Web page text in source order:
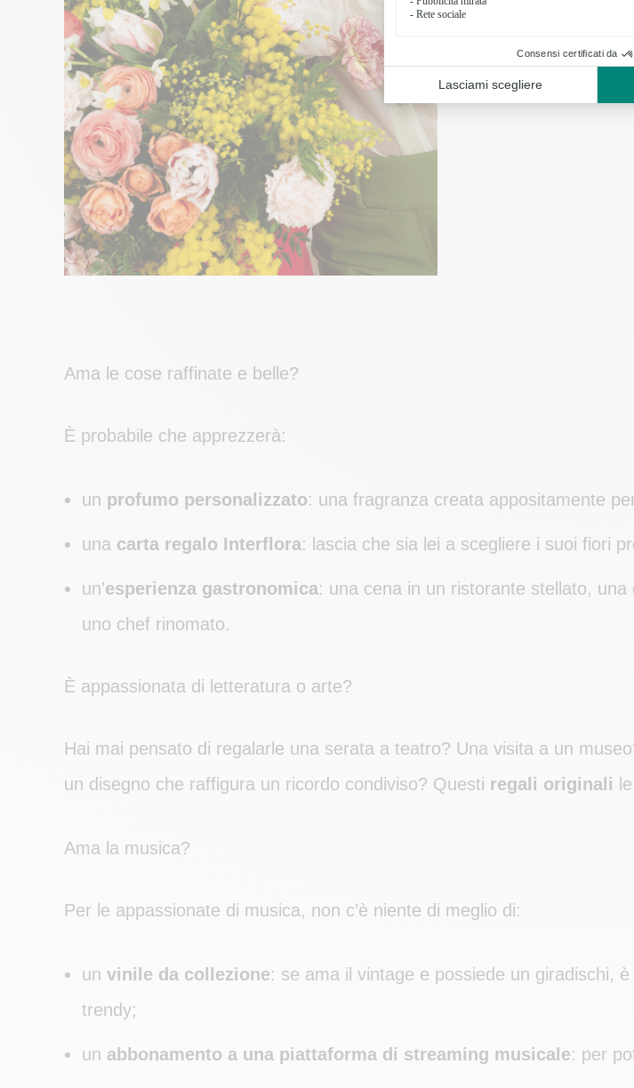
conoscere i
Ama le cose raffinate e belle?
È probabile che apprezzerà:
un profumo personalizzato: una fragranza creata appositamente
una carta regalo Interflora: lascia che sia lei a scegliere i suoi fiori
un’esperienza gastronomica: una cena in un ristorante stellato,
uno chef rinomato.
È appassionata di letteratura o arte?
Hai mai pensato di regalarle una serata a teatro? Una visita a un
un disegno che raffigura un ricordo condiviso? Questi regali originali
Ama la musica?
Per le appassionate di musica, non c’è niente di meglio di:
un vinile da collezione: se ama il vintage e possiede un giradischi,
trendy;
un abbonamento a una piattaforma di streaming musicale: per